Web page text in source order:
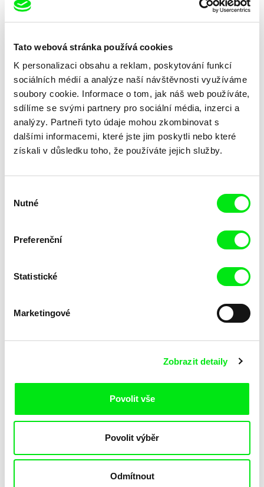
Tato webová stránka používá cookies
K personalizaci obsahu a reklam, poskytování funkcí
sociálních médií a analýze naší návštěvnosti využíváme
soubory cookie. Informace o tom, jak náš web používáte,
sdílíme se svými partnery pro sociální média, inzerci a
analýzy. Partneři tyto údaje mohou zkombinovat s
dalšími informacemi, které jste jim poskytli nebo které
získali v důsledku toho, že používáte jejich služby.
souhlasu
Nutné
Preferenční
Statistické
Marketingové
Zobrazit detaily
Povolit vše
Povolit výběr
Odmítnout
Marie Sieberová
Spojení
Karol Filo, Martin Krátký
Spolužáci
Peter Liechti
Spring Thaw
Karel Vachek
Squatterpunk
Sylvain L'Espérance Jakub Prašivka
Emma Davie, Peter Mettler
Stát se zvířetem state-theatre #1-3